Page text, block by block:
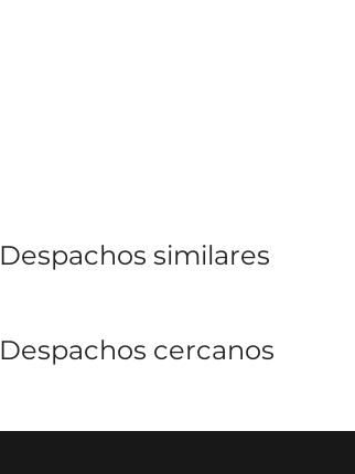
Despachos similares
Despachos cercanos